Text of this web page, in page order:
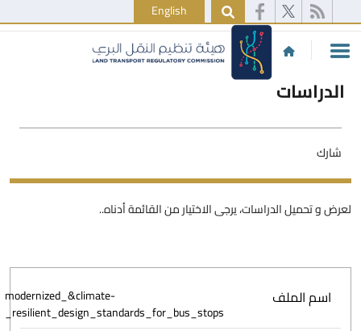
English
الدراسات
شارك
لعرض و تحميل الدراسات، يرجى الاختيار من القائمة أدناه..
اسم الملف
modernized_&climate-
_resilient_design_standards_for_bus_stops